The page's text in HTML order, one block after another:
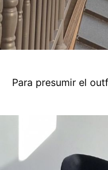
Para presumir el